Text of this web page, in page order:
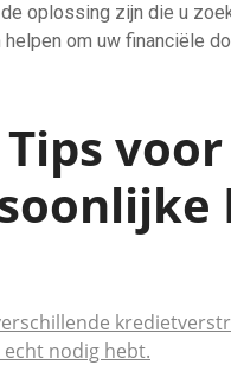
oplossing zijn die u
om uw financiële
Tips
nodig hebt.